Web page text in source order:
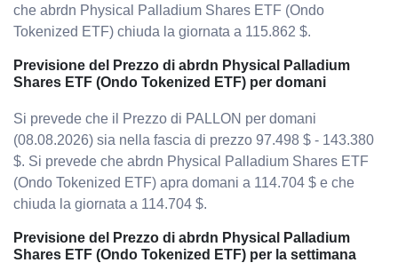
che abrdn Physical Palladium Shares ETF (Ondo
Tokenized ETF) chiuda la giornata a 115.862 $.
Previsione del Prezzo di abrdn Physical Palladium
Shares ETF (Ondo Tokenized ETF) per domani
Si prevede che il Prezzo di PALLON per domani
(08.08.2026) sia nella fascia di prezzo 97.498 $ - 143.380
$. Si prevede che abrdn Physical Palladium Shares ETF
(Ondo Tokenized ETF) apra domani a 114.704 $ e che
chiuda la giornata a 114.704 $.
Previsione del Prezzo di abrdn Physical Palladium
Shares ETF (Ondo Tokenized ETF) per la settimana